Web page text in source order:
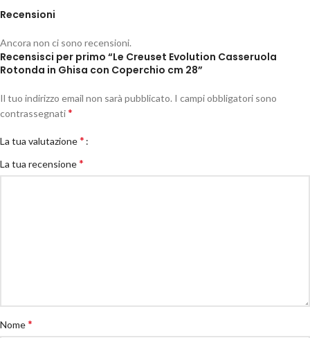
Recensioni
Ancora non ci sono recensioni.
Recensisci per primo “Le Creuset Evolution Casseruola
Rotonda in Ghisa con Coperchio cm 28”
Il tuo indirizzo email non sarà pubblicato. I campi obbligatori sono
contrassegnati*
La tua valutazione*
La tua recensione*
Nome*